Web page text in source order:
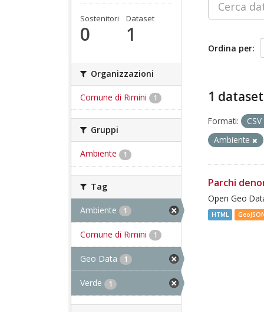
Sostenitori
0
Dataset
1
Organizzazioni
Comune di Rimini 1
Gruppi
Ambiente 1
Tag
Ambiente 1
Comune di Rimini 1
Geo Data 1
Verde 1
Ordina per
1
Formati:
CSV
Ambiente
Parchi
Open Geo
HTML